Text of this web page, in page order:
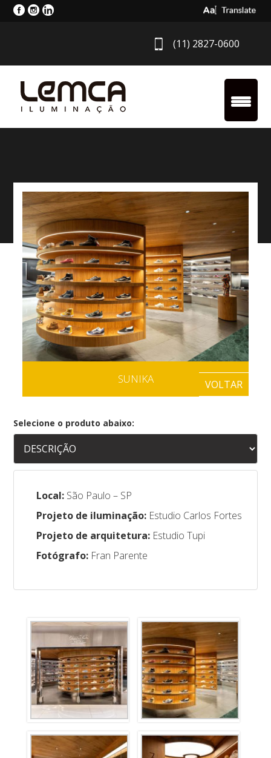
Select
(11) 2827-0600
SUNIKA VOLTAR
Selecione o produto abaixo:
Local: São Paulo – SP
Projeto de iluminação: Estudio Carlos Fortes
Projeto de arquitetura: Estudio Tupi
Fotógrafo: Fran Parente